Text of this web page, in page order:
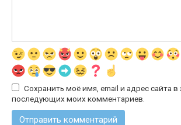
Сохранить моё имя, email и адрес сайта в
последующих моих комментариев.